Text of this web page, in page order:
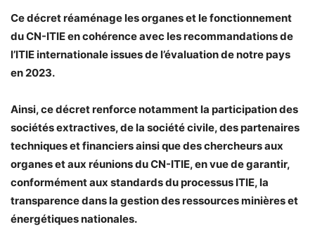
Ce décret réaménage les organes et le fonctionnement
du CN-ITIE en cohérence avec les recommandations de
l’ITIE internationale issues de l’évaluation de notre pays
en 2023.
Ainsi, ce décret renforce notamment la participation des
sociétés extractives, de la société civile, des partenaires
techniques et financiers ainsi que des chercheurs aux
organes et aux réunions du CN-ITIE, en vue de garantir,
conformément aux standards du processus ITIE, la
transparence dans la gestion des ressources minières et
énergétiques nationales.